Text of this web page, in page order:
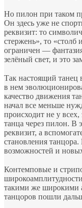
Но пилон при таком
Он здесь уже не
реквизит: то
стержень», то
ограничен —
зелёный свет, и это
Так настоящий танец
в нем
качество движения
начал все меньше
происходит не у
танца через пилон. В
реквизит, а
становления
возможностей и
Контемповые и
такими же широкими
танцоров пошли